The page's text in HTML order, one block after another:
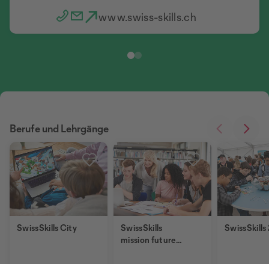
www.swiss-skills.ch
SwissSkills City
SwissSkills
mission future
Berufe und Lehrgänge